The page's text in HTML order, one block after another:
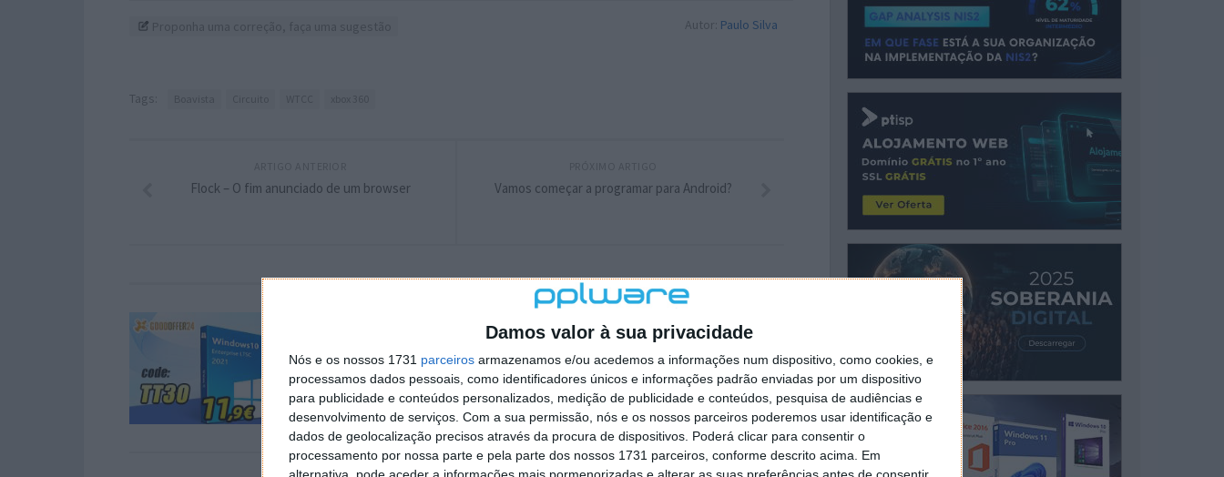
Damos valor à sua privacidade
Nós e os nossos 1731 parceiros armazenamos e/ou acedemos a informações num dispositivo, como cookies, e
processamos dados pessoais, como identificadores únicos e informações padrão enviadas por um dispositivo
para publicidade e conteúdos personalizados, medição de publicidade e conteúdos, pesquisa de audiências e
desenvolvimento de serviços. Com a sua permissão, nós e os nossos parceiros poderemos usar identificação e
dados de geolocalização precisos através da procura de dispositivos. Poderá clicar para consentir o
processamento por nossa parte e pela parte dos nossos 1731 parceiros, conforme descrito acima. Em
Autor: Paulo Silva
Tags:
Vamos começar a programar para Android?
Flock – O fim anunciado de um browser